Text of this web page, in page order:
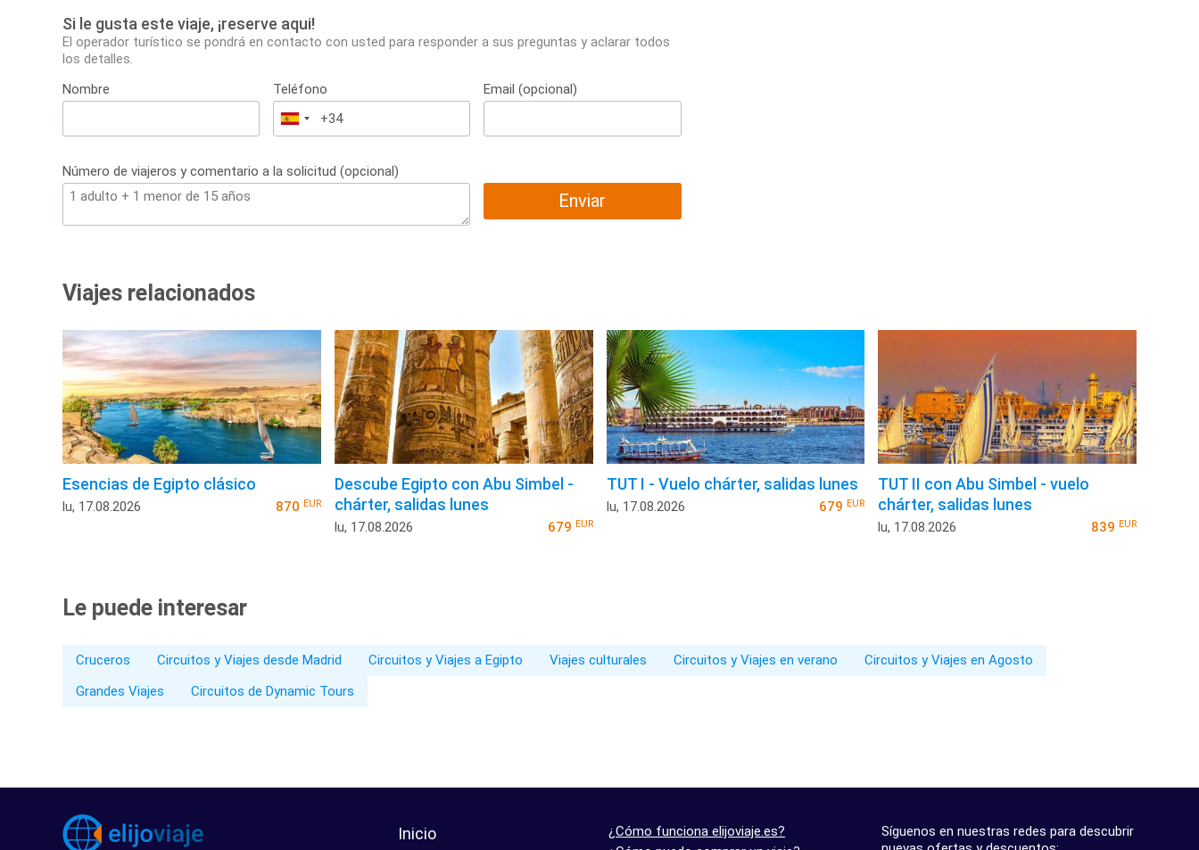
Si le gusta este viaje, ¡reserve aqui!
El operador turístico se pondrá en contacto con usted para responder a sus preguntas y aclarar todos
los detalles.
Nombre
Teléfono
España
+34
Email (opcional)
Número de viajeros y comentario a la solicitud (opcional)
Enviar
Viajes relacionados
Esencias de Egipto clásico
lu, 17.08.2026 870 EUR
Descube Egipto con Abu Simbel -
chárter, salidas lunes
lu, 17.08.2026 679 EUR
TUT I - Vuelo chárter, salidas lunes
lu, 17.08.2026 679EUR
TUT II con Abu Simbel - vuelo
chárter, salidas lunes
lu, 17.08.2026 839 EUR
Le puede interesar
Cruceros Circuitos y Viajes desde Madrid Circuitos y Viajes a Egipto Viajes culturales Circuitos y Viajes en verano
Circuitos y Viajes en Agosto
Grandes Viajes
Circuitos de Dynamic Tours
Inicio
¿Cómo funciona elijoviaje.es?
Síguenos en nuestras redes para descubrir